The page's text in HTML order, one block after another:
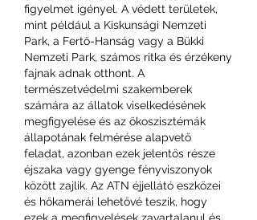
figyelmet igényel. A védett területek,
mint például a Kiskunsági Nemzeti
Park, a Fertő-Hanság vagy a Bükki
Nemzeti Park, számos ritka és érzékeny
fajnak adnak otthont. A
természetvédelmi szakemberek
számára az állatok viselkedésének
megfigyelése és az ökoszisztémák
állapotának felmérése alapvető
feladat, azonban ezek jelentős része
éjszaka vagy gyenge fényviszonyok
között zajlik. Az ATN éjjellátó eszközei
és hőkamerái lehetővé teszik, hogy